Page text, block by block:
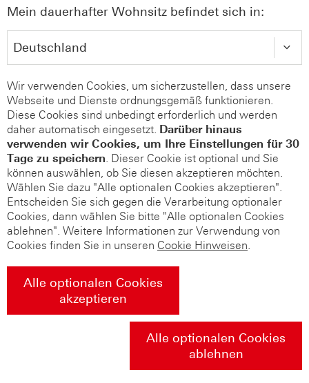
Mein dauerhafter Wohnsitz befindet sich in:
Wir verwenden Cookies, um sicherzustellen, dass unsere
Webseite und Dienste ordnungsgemäß funktionieren.
Diese Cookies sind unbedingt erforderlich und werden
daher automatisch eingesetzt. Darüber hinaus
verwenden wir Cookies, um Ihre Einstellungen für 30
Tage zu speichern. Dieser Cookie ist optional und Sie
können auswählen, ob Sie diesen akzeptieren möchten.
Wählen Sie dazu "Alle optionalen Cookies akzeptieren".
Entscheiden Sie sich gegen die Verarbeitung optionaler
Cookies, dann wählen Sie bitte "Alle optionalen Cookies
ablehnen". Weitere Informationen zur Verwendung von
Cookies finden Sie in unseren Cookie Hinweisen.
Alle optionalen Cookies
akzeptieren
Alle optionalen Cookies
ablehnen